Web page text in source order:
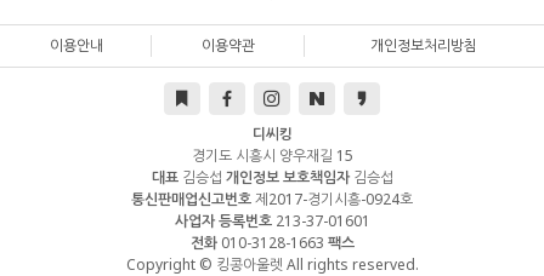
이용안내 이용약관 개인정보처리방침
디씨킹
경기도 시흥시 양우재길 15
대표김승섭 개인정보 보호책임자김승섭
통신판매업신고번호제2017-경기시흥-0924호
사업자 등록번호213-37-01601
전화010-3128-1663 팩스
Copyright © 킹콩아울렛 All rights reserved.